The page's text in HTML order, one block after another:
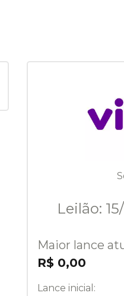
Leilão:
Maior lance
R$ 0,00
Lance inicial: